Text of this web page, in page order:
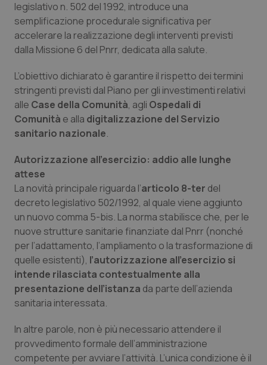
Campania
Emilia-Romagna
Friuli Venezia Giulia
Lazio
Liguria
Lombardia
Marche
Molise
Piemonte
Provincia Autonoma di Bolzano
Provincia Autonoma di Trento
Puglia
Car-T
Colesterolo & coronaropatie
Dermatite Atopica
Diabete & glucometri
Disturbi dell’umore
Dolore
Donna & Salute
Epatiti
HIV
Infezioni & Febbre
Ipertensione & Scompenso
Malattie rare
legislativo n. 502 del 1992, introduce una
semplificazione procedurale significativa per
accelerare la realizzazione degli interventi previsti
dalla Missione 6 del Pnrr, dedicata alla salute.
L’obiettivo dichiarato è garantire il rispetto dei termini
stringenti previsti dal Piano per gli investimenti relativi
alle Case della Comunità, agli Ospedali di
Comunità e alla digitalizzazione del Servizio
sanitario nazionale.
Autorizzazione all’esercizio: addio alle lunghe
attese
La novità principale riguarda l’articolo 8-ter del
decreto legislativo 502/1992, al quale viene aggiunto
un nuovo comma 5-bis. La norma stabilisce che, per le
nuove strutture sanitarie finanziate dal Pnrr (nonché
per l’adattamento, l’ampliamento o la trasformazione di
quelle esistenti), l’autorizzazione all’esercizio si
intende rilasciata contestualmente alla
presentazione dell’istanza da parte dell’azienda
sanitaria interessata.
In altre parole, non è più necessario attendere il
provvedimento formale dell’amministrazione
competente per avviare l’attività. L’unica condizione è il